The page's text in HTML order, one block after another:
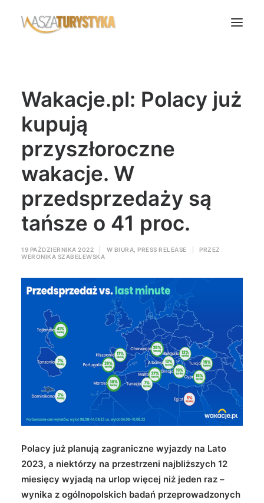
Biura podróży
Transport
Noclegi
Polska
Świat
Podcasty
Rok Kobiet
Wasze Podróże
Wyszukiwanie
Wakacje.pl: Polacy już
kupują
przyszłoroczne
wakacje. W
przedsprzedaży są
tańsze o 41 proc.
19 PAŹDZIERNIKA 2022 W BIURA PRESS RELEASE
PRZEZ
WERONIKA SZABELEWSKA
Polacy już planują zagraniczne wyjazdy na Lato
2023, a niektórzy na przestrzeni najbliższych 12
miesięcy wyjadą na urlop więcej niż jeden raz –
wynika z ogólnopolskich badań przeprowadzonych